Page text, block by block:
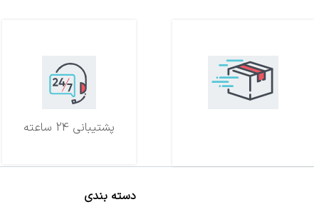
پشتیبانی 24 ساعته
دسته بندی